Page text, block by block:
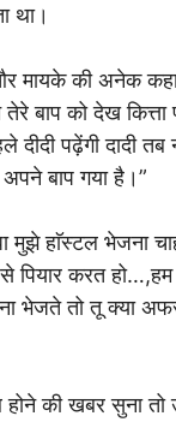
था।
की अनेक
बाप को देख
पढ़ेंगी दादी
बाप गया है।”
हाॅस्टल भेजना
पियार करत
भेजते तो तू क्या
होने की खबर सुना